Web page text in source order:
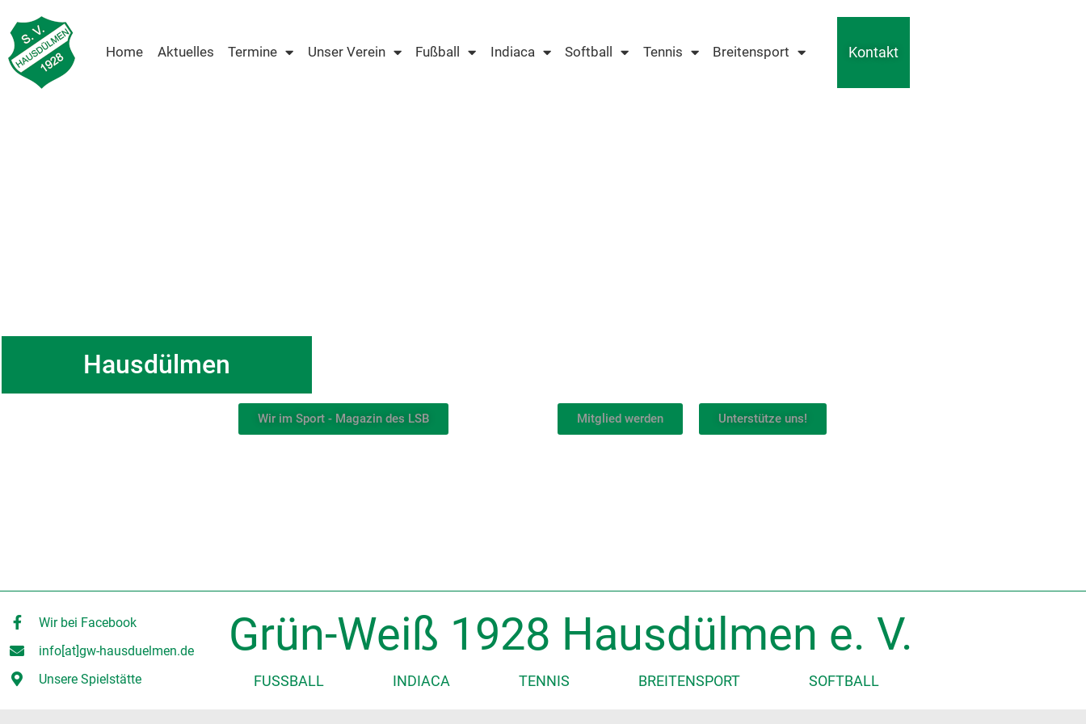
Home Aktuelles Termine Unser Verein Fußball Indiaca Softball Tennis Breitensport Kontakt
Hausdülmen
Wir im Sport - Magazin des LSB Mitglied werden Unterstütze uns!
Wir bei Facebook
info[at]gw-hausduelmen.de
Unsere Spielstätte
Grün-Weiß 1928 Hausdülmen e. V.
FUSSBALL INDIACA TENNIS BREITENSPORT SOFTBALL